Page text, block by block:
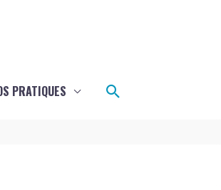
PRATIQUES Rechercher